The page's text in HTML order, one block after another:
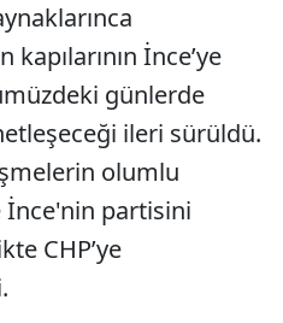
kapılarının İnce’ye
günlerde
ileri sürüldü.
olumlu
İnce'nin partisini
CHP’ye